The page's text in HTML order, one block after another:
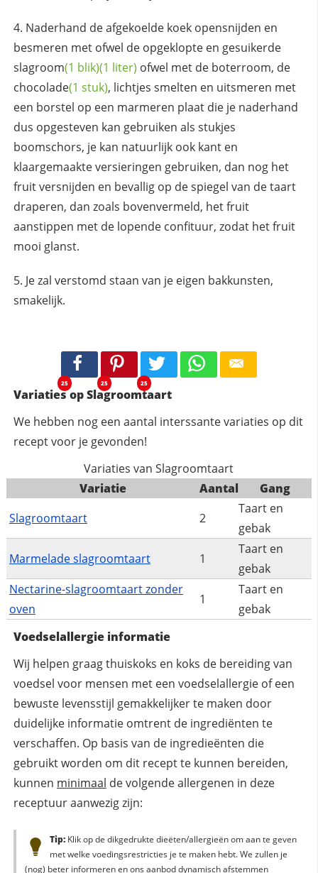
Naderhand de afgekoelde koek opensnijden en
besmeren met ofwel de opgeklopte en gesuikerde
slagroom(1 blik)(1 liter) ofwel met de boterroom, de
chocolade(1 stuk), lichtjes smelten en uitsmeren met
een borstel op een marmeren plaat die je naderhand
dus opgesteven kan gebruiken als stukjes
boomschors, je kan natuurlijk ook kant en
klaargemaakte versieringen gebruiken, dan nog het
fruit versnijden en bevallig op de spiegel van de taart
draperen, dan zoals bovenvermeld, het fruit
aanstippen met de lopende confituur, zodat het fruit
mooi glanst.
Je zal verstomd staan van je eigen bakkunsten,
smakelijk.
25 25 25
Variaties op Slagroomtaart
We hebben nog een aantal interssante variaties op dit
recept voor je gevonden!
Variaties van Slagroomtaart
Variatie
Aantal
Gang
Slagroomtaart
2
Taart en
gebak
Marmelade slagroomtaart
1
Taart en
gebak
Nectarine-slagroomtaart zonder
oven
1
Taart en
gebak
Voedselallergie informatie
Wij helpen graag thuiskoks en koks de bereiding van
voedsel voor mensen met een voedselallergie of een
bewuste levensstijl gemakkelijker te maken door
duidelijke informatie omtrent de ingrediënten te
verschaffen. Op basis van de ingredieënten die
gebruikt worden om dit recept te kunnen bereiden,
kunnen minimaal de volgende allergenen in deze
receptuur aanwezig zijn:
Tip:Klik op de dikgedrukte dieëten/allergieën om aan te geven
met welke voedingsrestricties je te maken hebt. We zullen je
(nog) beter informeren en ons aanbod dynamisch afstemmen